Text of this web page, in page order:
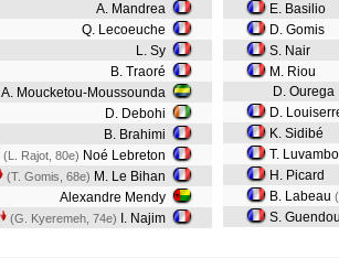
A. Mandrea
Q. Lecoeuche
L. Sy
B. Traoré
A. Moucketou-Moussounda
D. Debohi
B. Brahimi
(L. Rajot, 80e) Noé Lebreton
(T. Gomis, 68e) M. Le Bihan
Alexandre Mendy
(G. Kyeremeh, 74e) I. Najim
E. Basilio
D. Gomis
S. Nair
M. Riou
D. Ourega
D.
K. Sidibé
T.
H. Picard
B. Labeau
S.